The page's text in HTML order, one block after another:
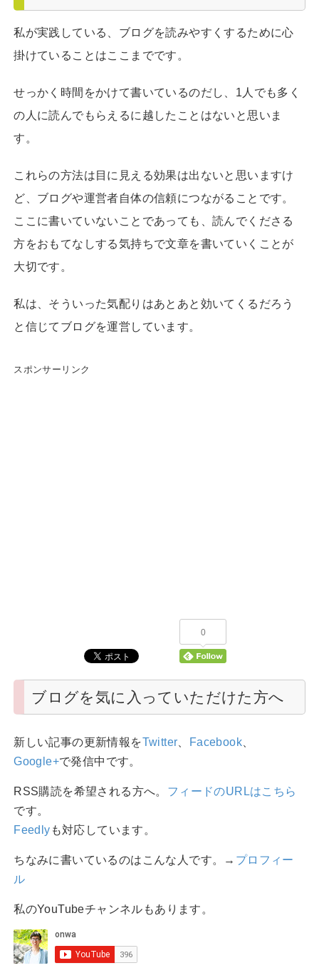
私が実践している、ブログを読みやすくするために心
掛けていることはここまでです。
せっかく時間をかけて書いているのだし、1人でも多く
の人に読んでもらえるに越したことはないと思いま
す。
これらの方法は目に見える効果は出ないと思いますけ
ど、ブログや運営者自体の信頼につながることです。
ここに書いていないことであっても、読んでくださる
方をおもてなしする気持ちで文章を書いていくことが
大切です。
私は、そういった気配りはあとあと効いてくるだろう
と信じてブログを運営しています。
スポンサーリンク
0
ブログを気に入っていただけた方へ
新しい記事の更新情報をTwitter Facebook
Google+で発信中です。
RSS購読を希望される方へ。 フィードのURLはこちら
です。
Feedly も対応しています。
ちなみに書いているのはこんな人です。→ プロフィー
ル
私のYouTubeチャンネルもあります。